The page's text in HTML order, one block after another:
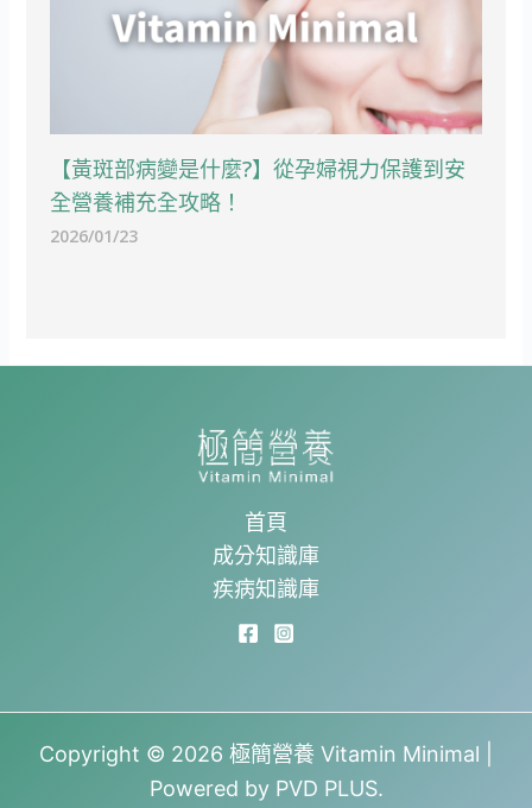
【黃斑部病變是什麼?】從孕婦視力保護到安
全營養補充全攻略！
2026/01/23
首頁
成分知識庫
疾病知識庫
Copyright © 2026 極簡營養 Vitamin Minimal |
Powered by PVD PLUS.